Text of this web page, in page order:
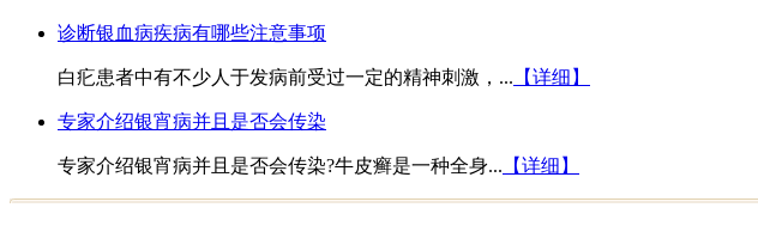
诊断银血病疾病有哪些注意事项
白疕患者中有不少人于发病前受过一定的精神刺激，... 【详细】
专家介绍银宵病并且是否会传染
专家介绍银宵病并且是否会传染?牛皮癣是一种全身... 【详细】